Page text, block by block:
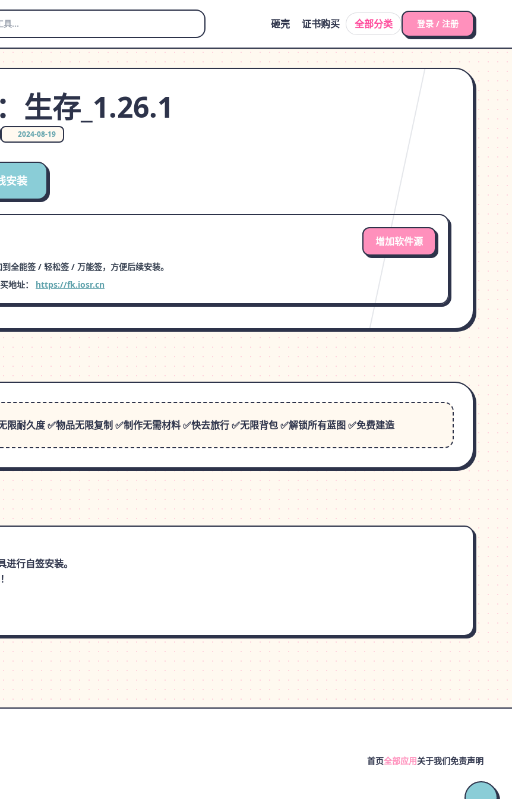
砸壳 证书购买 全部分类 登录 / 注册
生存_1.26.1
2024-08-19
安装
增加软件源
到全能签 / 轻松签 / 万能签，方便后续安装。
地址： https://fk.iosr.cn
耐久度 ✅物品无限复制 ✅制作无需材料 ✅快去旅行 ✅无限背包 ✅解锁所有蓝图 ✅免费建造
行自签安装。
首页全部应用关于我们免责声明